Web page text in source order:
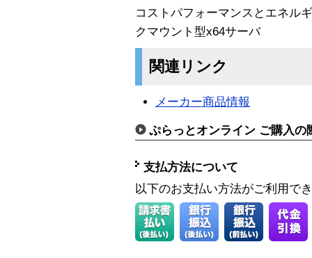
コストパフォーマンスとエネル
クマウント型x64サーバ
関連リンク
メーカー商品情報
ぷらっとオンライン ご購入の
支払方法について
以下のお支払い方法がご利用で